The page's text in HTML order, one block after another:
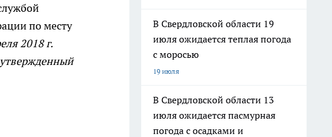
по месту
2018 г.
В Свердловской области 19
июля ожидается теплая погода
с моросью
19 июля
В Свердловской области 13
июля ожидается пасмурная
погода с осадками и